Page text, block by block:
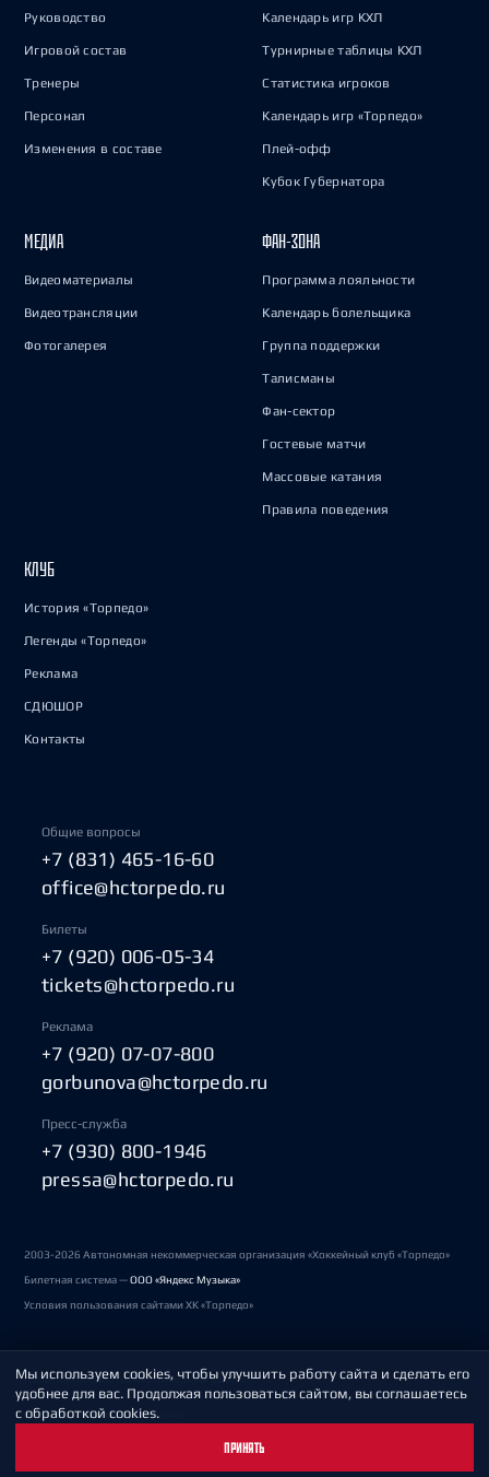
Руководство
Игровой состав
Тренеры
Персонал
Изменения в составе
Календарь игр КХЛ
Турнирные таблицы КХЛ
Статистика игроков
Календарь игр «Торпедо»
Плей-офф
Кубок Губернатора
МЕДИА
Видеоматериалы
Видеотрансляции
Фотогалерея
ФАН-ЗОНА
Программа лояльности
Календарь болельщика
Группа поддержки
Талисманы
Фан-сектор
Гостевые матчи
Массовые катания
Правила поведения
КЛУБ
История «Торпедо»
Легенды «Торпедо»
Реклама
СДЮШОР
Контакты
Общие вопросы
+7 (831) 465-16-60
office@hctorpedo.ru
Билеты
+7 (920) 006-05-34
tickets@hctorpedo.ru
Реклама
+7 (920) 07-07-800
gorbunova@hctorpedo.ru
Пресс-служба
+7 (930) 800-1946
pressa@hctorpedo.ru
2003-2026 Автономная некоммерческая организация «Хоккейный клуб «Торпедо»
Билетная система —ООО «Яндекс Музыка»
Условия пользования сайтами ХК «Торпедо»
Политика обработки персональных данных
Пользовательское соглашение
Мы используем cookies, чтобы улучшить работу сайта и сделать его
удобнее для вас. Продолжая пользоваться сайтом, вы соглашаетесь
с обработкой cookies.
ПРИНЯТЬ